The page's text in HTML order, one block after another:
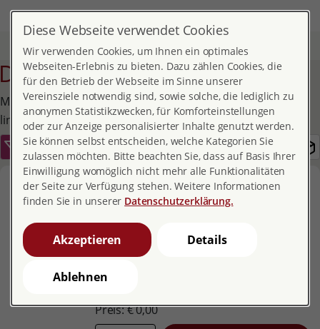
DE MENÜ
Start Publikationen und Broschüren Detail
Detail
Mehr Publikationen finden Sie über den Filter-Button
links.
Sexualaufklärung in
Deutschland. Dari
2021,16 Seiten. Auf Dari.
Dari Fassung der deutschen Broschüren
Preis: € 0,00
Diese Webseite verwendet Cookies
Wir verwenden Cookies, um Ihnen ein optimales
Webseiten-Erlebnis zu bieten. Dazu zählen Cookies, die
für den Betrieb der Webseite im Sinne unserer
Vereinsziele notwendig sind, sowie solche, die lediglich zu
anonymen Statistikzwecken, für Komforteinstellungen
oder zur Anzeige personalisierter Inhalte genutzt werden.
Sie können selbst entscheiden, welche Kategorien Sie
zulassen möchten. Bitte beachten Sie, dass auf Basis Ihrer
Einwilligung womöglich nicht mehr alle Funktionalitäten
der Seite zur Verfügung stehen. Weitere Informationen
finden Sie in unserer Datenschutzerklärung.
Akzeptieren Details
Ablehnen